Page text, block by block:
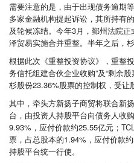
需要注意的是，由于出现债务逾期
多家金融机构提起诉讼，其所持有
及轮候冻结。今年3月，鄞州法院
泽贸易实施合并重整。半年之后，
根据此次《重整投资协议》，重整
务信托组建合伙企业收购”及“剩余
杉股份23.36%股票的控制权，受让
其中，牵头方新扬子商贸将联合新
台，由投资人持股平台向债务人收
9.93%，应付价款约25.55亿元；
票，占总股本的1.94%，应付价款
持股平台统一行使。